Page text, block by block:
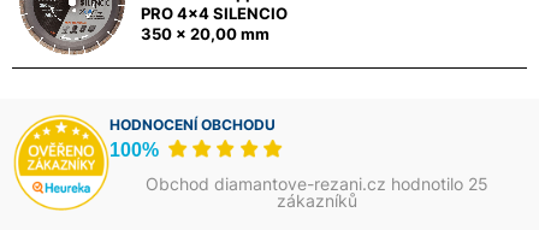
PRO 4x4 SILENCIO
350 x 20,00 mm
HODNOCENÍ OBCHODU
100%
Obchod diamantove-rezani.cz hodnotilo 25
zákazníků